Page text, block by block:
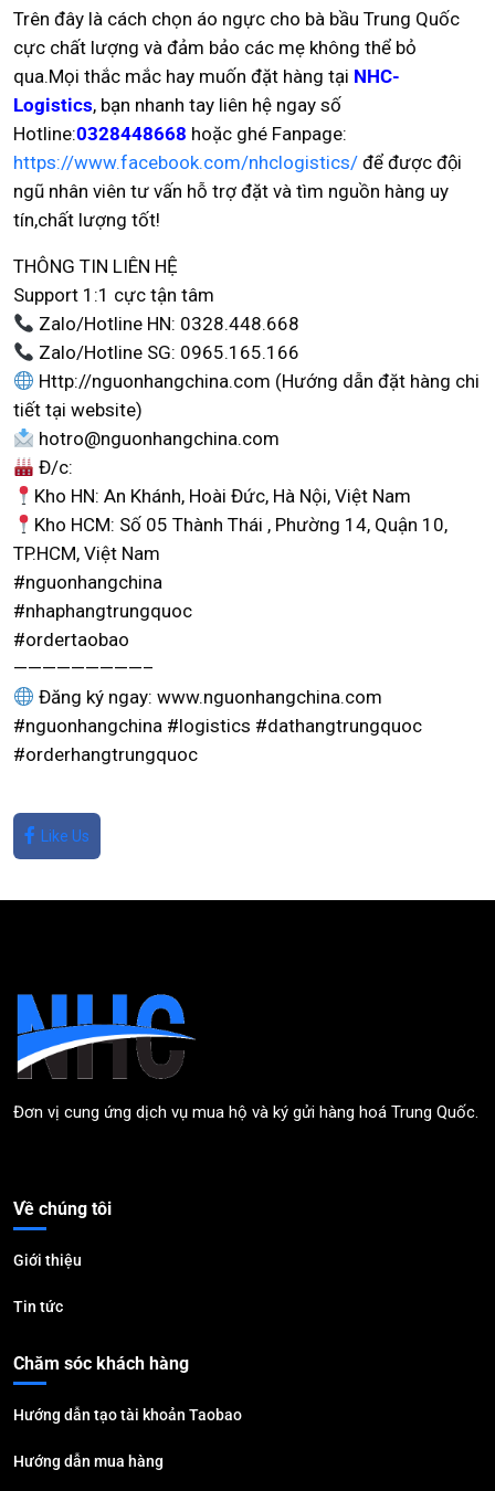
Trên đây là cách chọn áo ngực cho bà bầu Trung Quốc
cực chất lượng và đảm bảo các mẹ không thể bỏ
qua.Mọi thắc mắc hay muốn đặt hàng tại NHC-
Logistics, bạn nhanh tay liên hệ ngay số
Hotline:0328448668 hoặc ghé Fanpage:
https://www.facebook.com/nhclogistics/ để được đội
ngũ nhân viên tư vấn hỗ trợ đặt và tìm nguồn hàng uy
tín,chất lượng tốt!
THÔNG TIN LIÊN HỆ
Support 1:1 cực tận tâm
Zalo/Hotline HN: 0328.448.668
Zalo/Hotline SG: 0965.165.166
Http://nguonhangchina.com (Hướng dẫn đặt hàng chi
tiết tại website)
hotro@nguonhangchina.com
Đ/c:
Kho HN: An Khánh, Hoài Đức, Hà Nội, Việt Nam
Kho HCM: Số 05 Thành Thái , Phường 14, Quận 10,
TP.HCM, Việt Nam
#nguonhangchina
#nhaphangtrungquoc
#ordertaobao
—————————–
Đăng ký ngay: www.nguonhangchina.com
#nguonhangchina #logistics #dathangtrungquoc
#orderhangtrungquoc
Like Us
Đơn vị cung ứng dịch vụ mua hộ và ký gửi hàng hoá Trung Quốc.
Về chúng tôi
Giới thiệu
Tin tức
Chăm sóc khách hàng
Hướng dẫn tạo tài khoản Taobao
Hướng dẫn mua hàng